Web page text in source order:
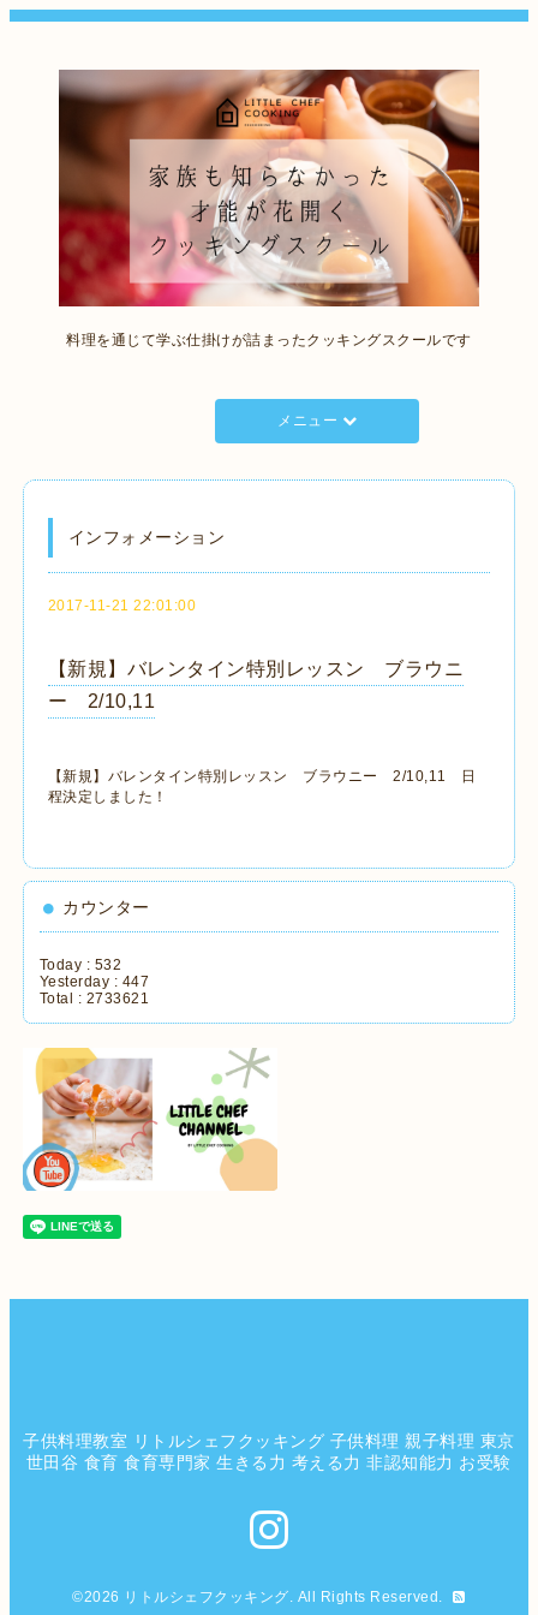
料理を通じて学ぶ仕掛けが詰まったクッキングスクールです
メニュー
インフォメーション
2017-11-21 22:01:00
【新規】バレンタイン特別レッスン ブラウニ
ー 2/10,11
【新規】バレンタイン特別レッスン ブラウニー 2/10,11 日
程決定しました！
カウンター
Today : 532
Yesterday : 447
Total : 2733621
子供料理教室 リトルシェフクッキング 子供料理 親子料理 東京
世田谷 食育 食育専門家 生きる力 考える力 非認知能力 お受験
©2026 リトルシェフクッキング. All Rights Reserved.